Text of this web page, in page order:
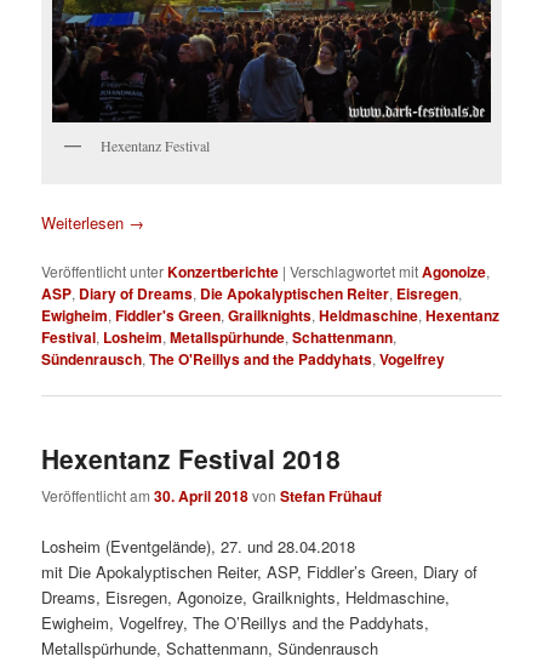
Hexentanz Festival
Weiterlesen →
Veröffentlicht unterKonzertberichte |Verschlagwortet mitAgonoize,
ASP, Diary of Dreams, Die Apokalyptischen Reiter, Eisregen,
Ewigheim,Fiddler's Green,Grailknights,Heldmaschine,Hexentanz
Festival, Losheim,Metallspürhunde,Schattenmann,
Sündenrausch,The O'Reillys and the Paddyhats,Vogelfrey
Hexentanz Festival 2018
Veröffentlicht am30. April 2018vonStefan Frühauf
Losheim (Eventgelände), 27. und 28.04.2018
mit Die Apokalyptischen Reiter, ASP, Fiddler’s Green, Diary of
Dreams, Eisregen, Agonoize, Grailknights, Heldmaschine,
Ewigheim, Vogelfrey, The O’Reillys and the Paddyhats,
Metallspürhunde, Schattenmann, Sündenrausch